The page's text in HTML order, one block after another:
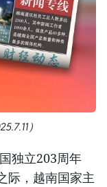
）
独立203周年
际，越南国家主